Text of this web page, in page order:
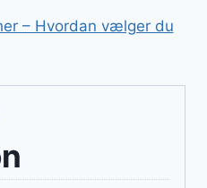
– Hvordan vælger du